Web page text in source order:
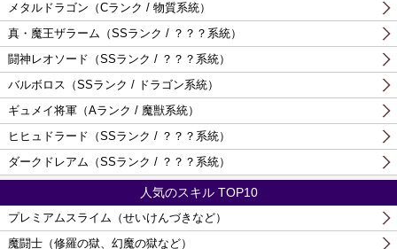
メタルドラゴン（Cランク / 物質系統）
真・魔王ザラーム（SSランク / ？？？系統）
闘神レオソード（SSランク / ？？？系統）
バルボロス（SSランク / ドラゴン系統）
ギュメイ将軍（Aランク / 魔獣系統）
ヒヒュドラード（SSランク / ？？？系統）
ダークドレアム（SSランク / ？？？系統）
人気のスキル TOP10
プレミアムスライム（せいけんづきなど）
魔闘士（修羅の獄、幻魔の獄など）